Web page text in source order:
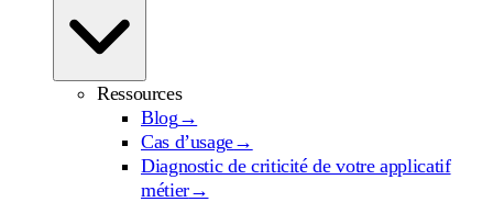
Ressources
Blog →
Cas d’usage→
Diagnostic de criticité de votre applicatif
métier→